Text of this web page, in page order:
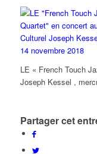
LE « French Touch
Joseph Kessel ,
Partager cet